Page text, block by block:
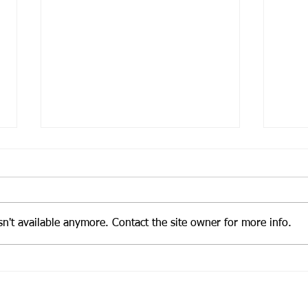
19/6 為端午節假期，本中心休息
3/4
available anymore. Contact the site owner for more info.